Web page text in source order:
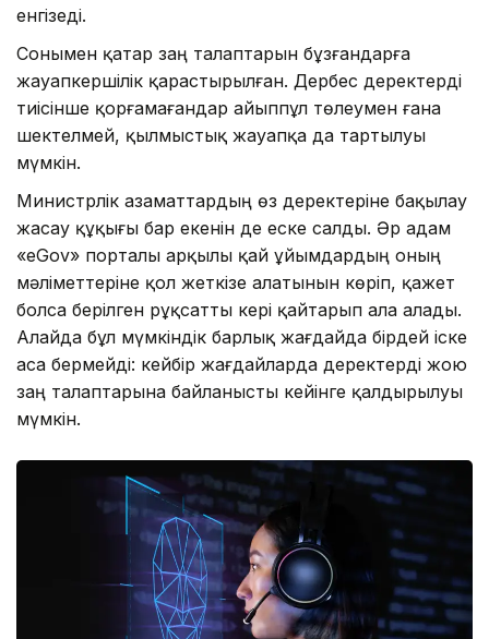
енгізеді.
Сонымен қатар заң талаптарын бұзғандарға
жауапкершілік қарастырылған. Дербес деректерді
тиісінше қорғамағандар айыппұл төлеумен ғана
шектелмей, қылмыстық жауапқа да тартылуы
мүмкін.
Министрлік азаматтардың өз деректеріне бақылау
жасау құқығы бар екенін де еске салды. Әр адам
«eGov» порталы арқылы қай ұйымдардың оның
мәліметтеріне қол жеткізе алатынын көріп, қажет
болса берілген рұқсатты кері қайтарып ала алады.
Алайда бұл мүмкіндік барлық жағдайда бірдей іске
аса бермейді: кейбір жағдайларда деректерді жою
заң талаптарына байланысты кейінге қалдырылуы
мүмкін.